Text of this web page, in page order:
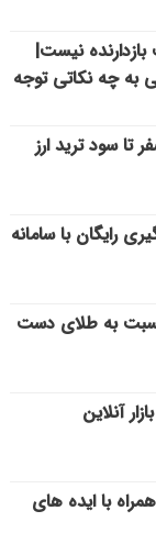
نیست|
به چه نکاتی توجه
سود ترید ارز
رایگان با سامانه
به طلای دست
آنلاین
با ایده های